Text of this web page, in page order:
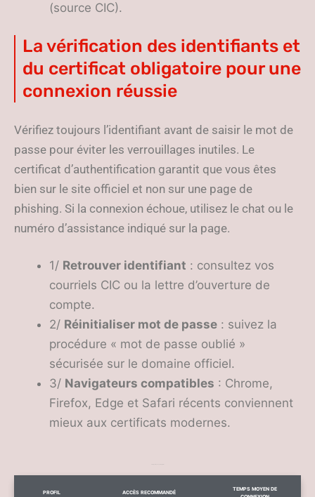
(source CIC).
La vérification des identifiants et
du certificat obligatoire pour une
connexion réussie
Vérifiez toujours l’identifiant avant de saisir le mot de
passe pour éviter les verrouillages inutiles. Le
certificat d’authentification garantit que vous êtes
bien sur le site officiel et non sur une page de
phishing. Si la connexion échoue, utilisez le chat ou le
numéro d’assistance indiqué sur la page.
1/ Retrouver identifiant : consultez vos
courriels CIC ou la lettre d’ouverture de
compte.
2/ Réinitialiser mot de passe : suivez la
procédure « mot de passe oublié »
sécurisée sur le domaine officiel.
3/ Navigateurs compatibles : Chrome,
Firefox, Edge et Safari récents conviennent
mieux aux certificats modernes.
PROFIL ACCÈS RECOMMANDÉ
TEMPS MOYEN DE